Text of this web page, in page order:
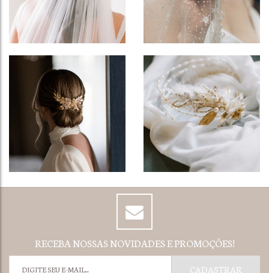
RECEBA NOSSAS NOVIDADES E PROMOÇÕES!